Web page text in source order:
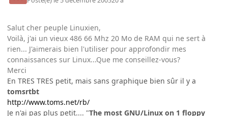
Salut cher peuple Linuxien,
Voilà, j'ai un vieux 486 66 Mhz 20 Mo de RAM qui ne sert à
rien... J'aimerais bien l'utiliser pour approfondir mes
connaissances sur Linux...Que me conseillez-vous?
Merci
En TRES TRES petit, mais sans graphique bien sûr il y a
tomsrtbt
http://www.toms.net/rb/
Je n'ai pas plus petit.... "The most GNU/Linux on 1 floppy